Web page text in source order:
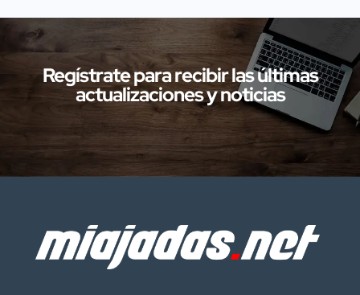
de la provincia de Cáceres relacionadas
con presuntos delitos […]
Regístrate para recibir las últimas
actualizaciones y noticias